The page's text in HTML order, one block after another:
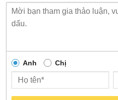
Anh Chị